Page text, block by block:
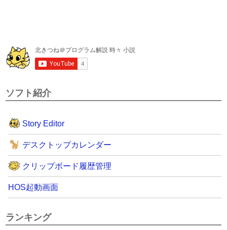
ソフト紹介
Story Editor
デスクトップカレンダー
クリップボード履歴管理
HOS起動画面
ランキング